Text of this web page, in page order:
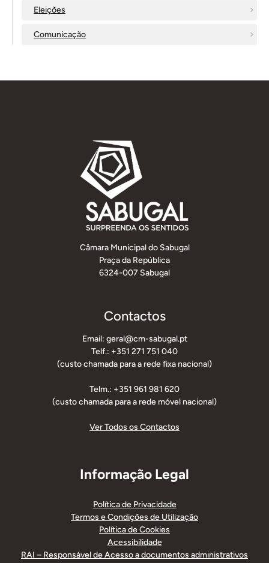
Eleições
Comunicação
Câmara Municipal do Sabugal
Praça da República
6324-007 Sabugal
Contactos
Email: geral@cm-sabugal.pt
Telf.: +351 271 751 040
(custo chamada para a rede fixa nacional)
Telm.: +351 961 981 620
(custo chamada para a rede móvel nacional)
Ver Todos os Contactos
Informação Legal
Política de Privacidade
Termos e Condições de Utilização
Política de Cookies
Acessibilidade
RAI – Responsável de Acesso a documentos administrativos